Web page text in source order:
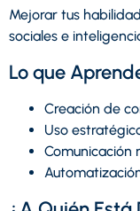
Mejorar tus
sociales e
Lo que
Creación de
Uso
Comunicación